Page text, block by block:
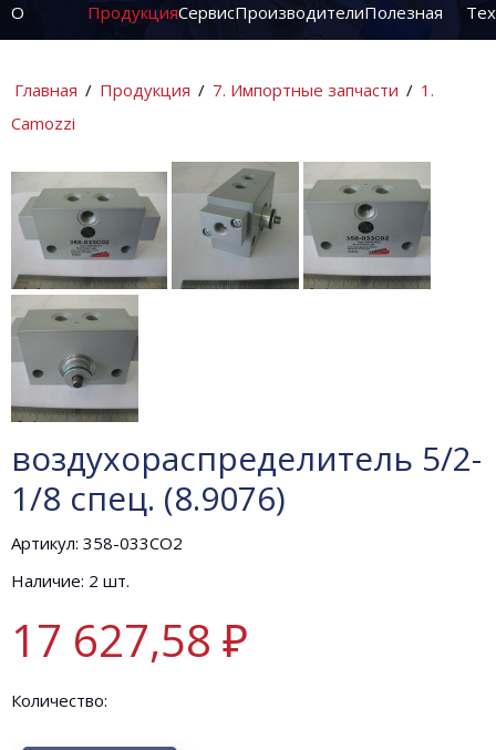
О ПродукцияСервисПроизводителиПолезная
Главная / Продукция / 7. Импортные запчасти / 1.
Camozzi
воздухораспределитель 5/2-
1/8 спец. (8.9076)
Артикул: 358-033СО2
Наличие: 2 шт.
17 627,58 ₽
Количество: